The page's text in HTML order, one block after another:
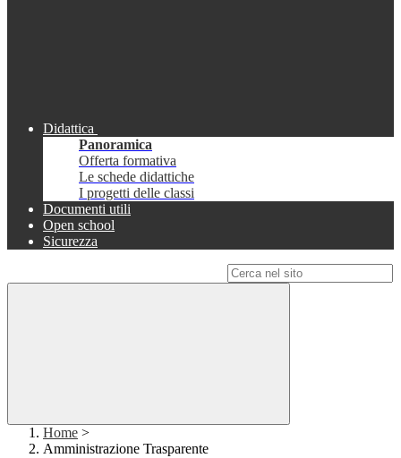
Didattica
Panoramica
Offerta formativa
Le schede didattiche
I progetti delle classi
Documenti utili
Open school
Sicurezza
Home >
Amministrazione Trasparente